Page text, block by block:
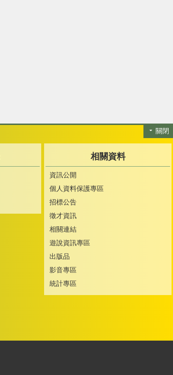
關閉
相關資料
資訊公開
個人資料保護專區
招標公告
徵才資訊
相關連結
遊說資訊專區
出版品
影音專區
統計專區